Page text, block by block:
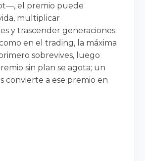
el premio puede
multiplicar
y trascender generaciones.
en el trading, la máxima
sobrevives, luego
sin plan se agota; un
convierte a ese premio en